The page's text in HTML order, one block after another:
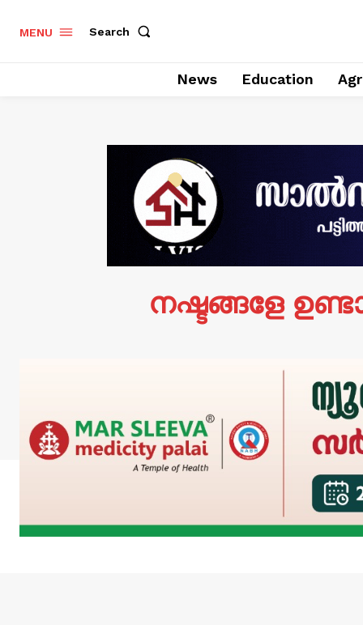
MENU Search
News Education
നഷ്ടങ്ങളേ